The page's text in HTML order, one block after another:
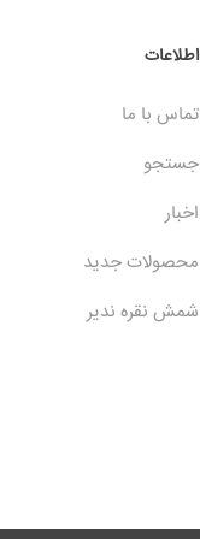
اطلاعات
تماس با ما
جستجو
اخبار
محصولات جدید
شمش نقره ندیر